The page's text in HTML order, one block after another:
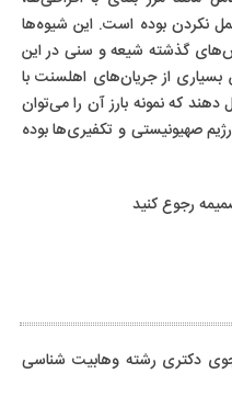
نکردن بوده است. این شیوه‌ها
گذشته شیعه و سنی در این
از جریان‌های اهلسنت با
که نمونه بارز آن را می‌توان
صهیونیستی و تکفیری‌ها بوده
رجوع کنید
دکتری رشته وهابیت شناسی